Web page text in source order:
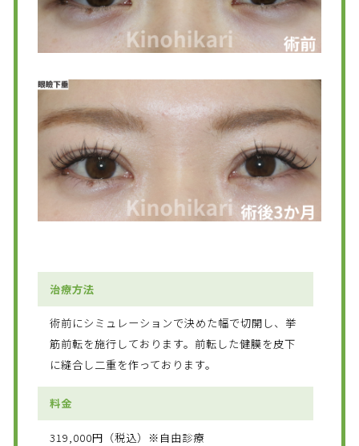
治療方法
術前にシミュレーションで決めた幅で切開し、挙
筋前転を施行しております。前転した健膜を皮下
に縫合し二重を作っております。
料金
319,000円（税込）※自由診療